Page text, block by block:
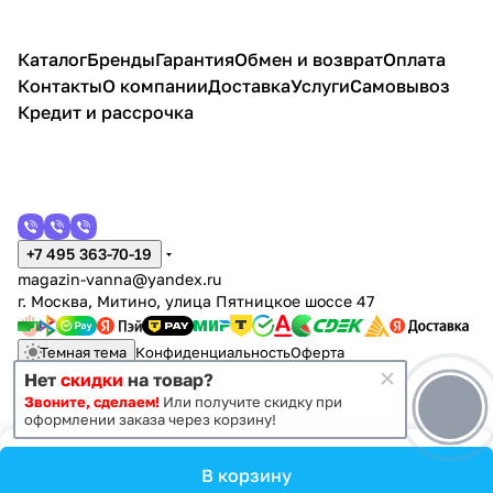
ый
белы
й
65,
белы
лы
й
а,
бела
бела
я
В корзину
КаталогБрендыГарантияОбмен и возвратОплата
КонтактыО компанииДоставкаУслугиСамовывоз
Кредит и рассрочка
+7 495 363-70-19
magazin-vanna@yandex.ru
г. Москва, Митино, улица Пятницкое шоссе 47
Темная тема КонфиденциальностьОферта
© 2011 - 2026 Vanna-vanna.ru
Нет скидки на товар?
Звоните, сделаем! Или получите скидку при
оформлении заказа через корзину!